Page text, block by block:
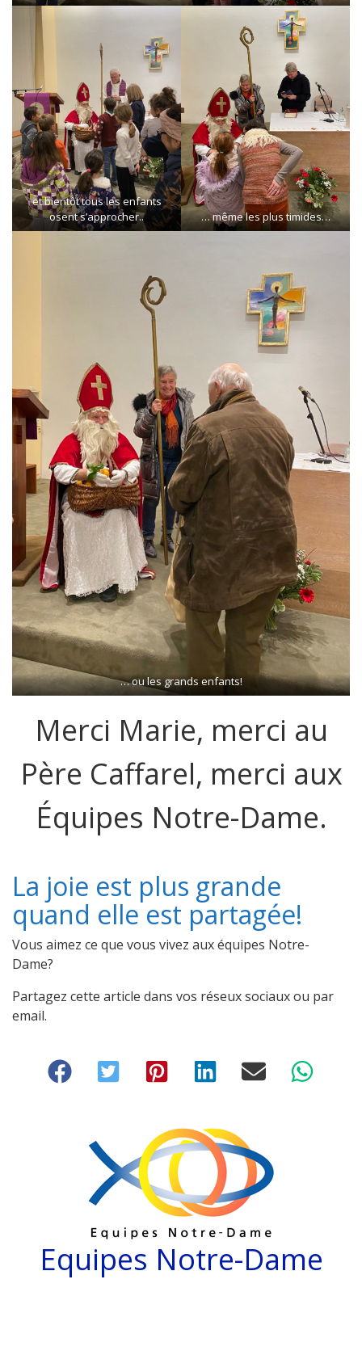
et bientôt tous les enfants
osent s’approcher..
… même les plus timides…
… ou les grands enfants!
Merci Marie, merci au
Père Caffarel, merci aux
Équipes Notre-Dame.
La joie est plus grande
quand elle est partagée!
Vous aimez ce que vous vivez aux équipes Notre-
Dame?
Partagez cette article dans vos réseux sociaux ou par
email.
Equipes Notre-Dame